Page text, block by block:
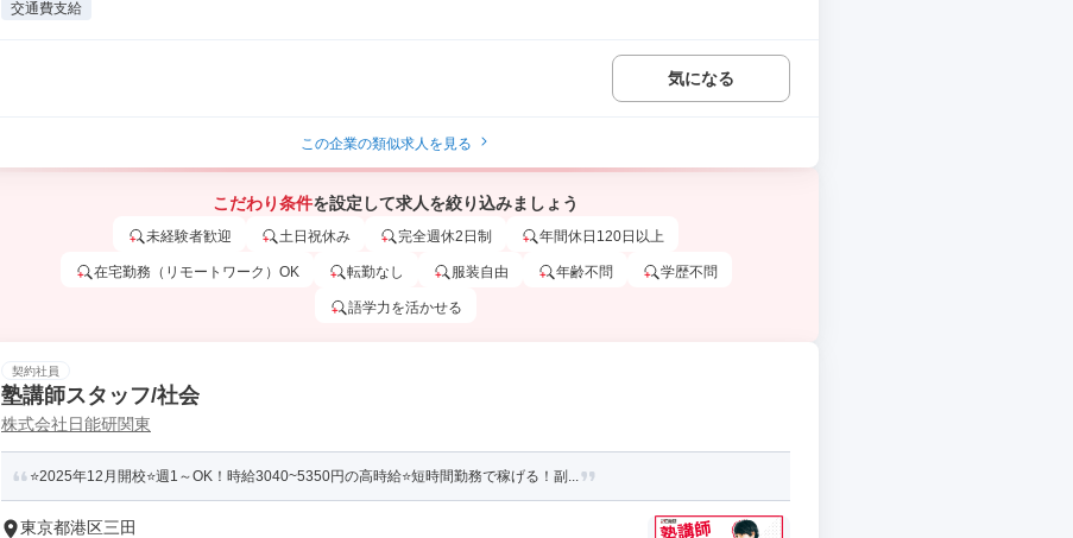
交通費支給
気になる
この企業の類似求人を見る
こだわり条件を設定して求人を絞り込みましょう
未経験者歓迎 土日祝休み 完全週休2日制 年間休日120日以上
在宅勤務（リモートワーク）OK 転勤なし 服装自由 年齢不問 学歴不問
語学力を活かせる
契約社員
塾講師スタッフ/社会
株式会社日能研関東
⭐️2025年12月開校⭐️週1～OK！時給3040~5350円の高時給⭐️短時間勤務で稼げる！副...
東京都港区三田